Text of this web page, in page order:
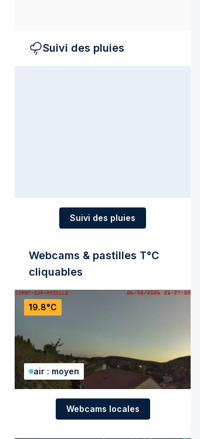
Suivi des pluies
Suivi des pluies
Webcams & pastilles T°C
cliquables
19.8°C
air : moyen
Webcams locales